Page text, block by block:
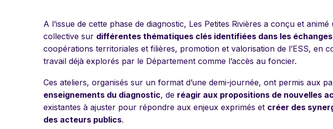
A l’issue de cette phase de diagnostic, Les Petites Rivières a conçu et
collective sur différentes thématiques clés identifiées dans les échanges
coopérations territoriales et filières, promotion et valorisation de l’ESS, en
travail déjà explorés par le Département comme l’accès au foncier.
Ces ateliers, organisés sur un format d’une demi-journée, ont permis aux
enseignements du diagnostic, de réagir aux propositions de nouvelles
existantes à ajuster pour répondre aux enjeux exprimés et créer des
des acteurs publics.